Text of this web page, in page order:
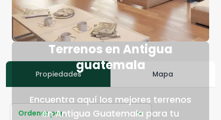
Terrenos en Antigua
guatemala
Encuentra aquí los mejores terrenos
en Antigua Guatemala para tu
Propiedades Mapa
Ordenar por...